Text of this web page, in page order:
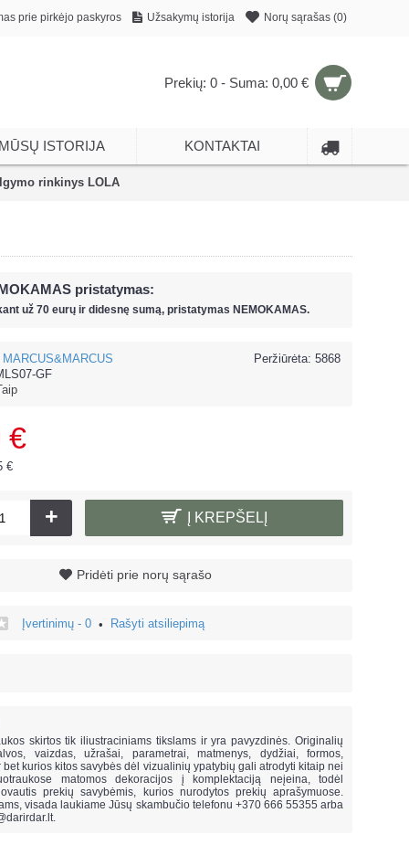
prie pirkėjo paskyros Užsakymų istorija Norų sąrašas (0)
Prekių: 0 - Suma: 0,00 €
MŪSŲ ISTORIJA KONTAKTAI
rinkinys LOLA
pristatymas:
už 70 eurų ir didesnę sumą, pristatymas NEMOKAMAS.
Peržiūrėta: 5868
MARCUS&MARCUS
GF
€
€
+ Į KREPŠELĮ
Pridėti prie norų sąrašo
Įvertinimų - 0 • Rašyti atsiliepimą
skirtos tik iliustraciniams tikslams ir yra pavyzdinės. Originalių
vaizdas, užrašai, parametrai, matmenys, dydžiai, formos,
bet kurios kitos savybės dėl vizualinių ypatybių gali atrodyti kitaip nei
matomos dekoracijos į komplektaciją neįeina,todėl
prekių savybėmis, kurios nurodytos prekių aprašymuose.
visada laukiame Jūsų skambučio telefonu +370 666 55355 arba
.